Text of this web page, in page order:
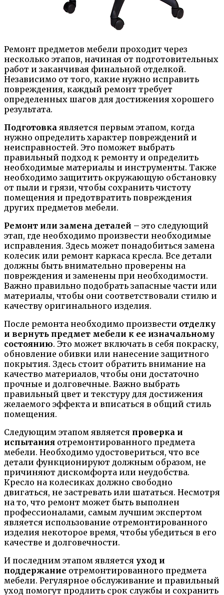
Ремонт предметов мебели проходит через
несколько этапов, начиная от подготовительных
работ и заканчивая финальной отделкой.
Независимо от того, какие нужно исправить
повреждения, каждый ремонт требует
определенных шагов для достижения хорошего
результата.
Подготовка является первым этапом, когда
нужно определить характер повреждений и
неисправностей. Это поможет выбрать
правильный подход к ремонту и определить
необходимые материалы и инструменты. Также
необходимо защитить окружающую обстановку
от пыли и грязи, чтобы сохранить чистоту
помещения и предотвратить повреждения
других предметов мебели.
Ремонт или замена деталей – это следующий
этап, где необходимо произвести необходимые
исправления. Здесь может понадобиться замена
колесик или ремонт каркаса кресла. Все детали
должны быть внимательно проверены на
повреждения и заменены при необходимости.
Важно правильно подобрать запасные части или
материалы, чтобы они соответствовали стилю и
качеству оригинального изделия.
После ремонта необходимо произвести отделку
и вернуть предмет мебели к ее изначальному
состоянию. Это может включать в себя покраску,
обновление обивки или нанесение защитного
покрытия. Здесь стоит обратить внимание на
качество материалов, чтобы они достаточно
прочные и долговечные. Важно выбрать
правильный цвет и текстуру для достижения
желаемого эффекта и вписаться в общий стиль
помещения.
Следующим этапом является проверка и
испытания отремонтированного предмета
мебели. Необходимо удостовериться, что все
детали функционируют должным образом, не
причиняют дискомфорта или неудобства.
Кресло на колесиках должно свободно
двигаться, не застревать или шататься. Несмотря
на то, что ремонт может быть выполнен
профессионалами, самым лучшим экспертом
является использование отремонтированного
изделия некоторое время, чтобы убедиться в его
качестве и долговечности.
И последним этапом является уход и
поддержание отремонтированного предмета
мебели. Регулярное обслуживание и правильный
уход помогут продлить срок службы и сохранить